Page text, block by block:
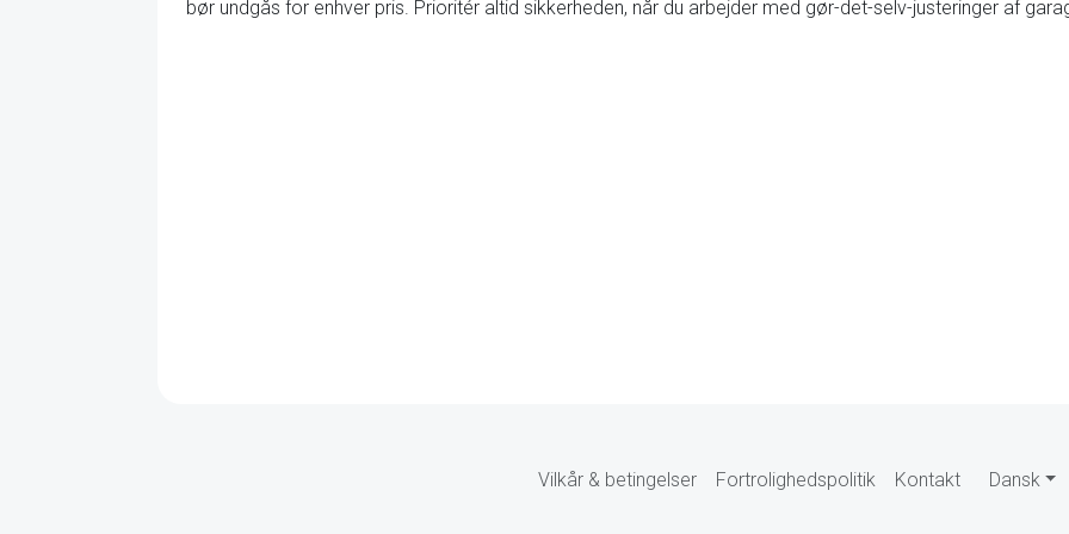
bør undgås for enhver pris. Prioritér altid sikkerheden, når du arbejder med gør-det-selv-justeringer af
Vilkår & betingelser Fortrolighedspolitik Kontakt Dansk